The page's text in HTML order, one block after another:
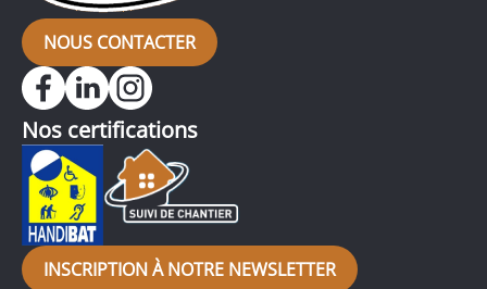
NOUS CONTACTER
Nos certifications
INSCRIPTION À NOTRE NEWSLETTER